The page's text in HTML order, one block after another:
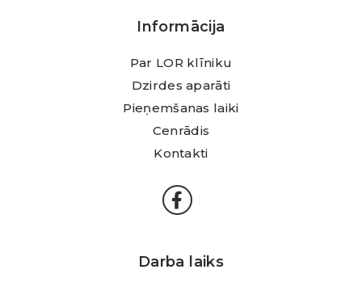
Informācija
Par LOR klīniku
Dzirdes aparāti
Pieņemšanas laiki
Cenrādis
Kontakti
Darba laiks